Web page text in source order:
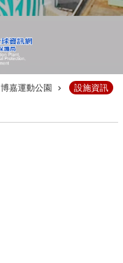
博嘉運動公園 設施資訊